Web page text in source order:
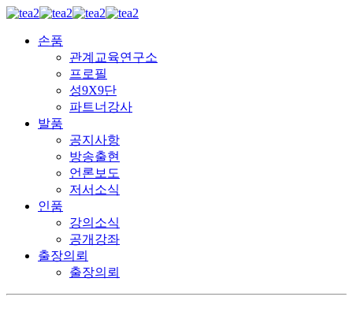
손품
관계교육연구소
프로필
성9X9단
파트너강사
발품
공지사항
방송출현
언론보도
저서소식
인품
강의소식
공개강좌
출장의뢰
출장의뢰